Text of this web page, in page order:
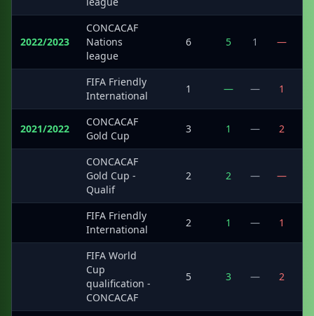
2022/2023
CONCACAF
Nations
league
6 5 1 —
FIFA Friendly
International
1 — — 1
2021/2022
CONCACAF
Gold Cup
3 1 — 2
CONCACAF
Gold Cup -
Qualif
2 2 — —
FIFA Friendly
International
2 1 — 1
FIFA World
Cup
qualification -
CONCACAF
5 3 — 2